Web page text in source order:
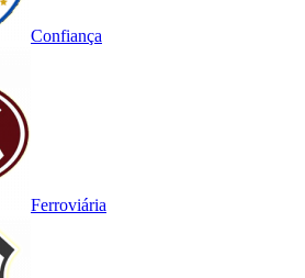
Confiança
Ferroviária